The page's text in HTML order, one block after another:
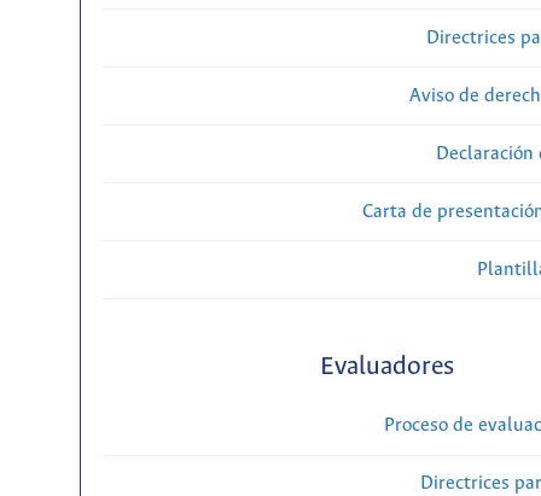
Directrices
Aviso de
Carta de
Evaluadores
Proceso de
Directrices